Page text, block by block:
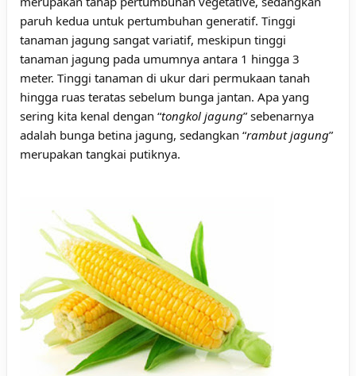
paruh kedua untuk pertumbuhan generatif. Tinggi
tanaman jagung sangat variatif, meskipun tinggi
tanaman jagung pada umumnya antara 1 hingga 3
meter. Tinggi tanaman di ukur dari permukaan tanah
hingga ruas teratas sebelum bunga jantan. Apa yang
sering kita kenal dengan “tongkol jagung” sebenarnya
adalah bunga betina jagung, sedangkan “rambut jagung”
merupakan tangkai putiknya.